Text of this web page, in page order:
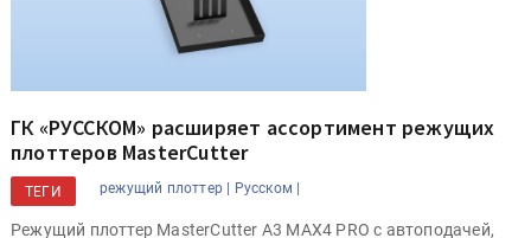
ГК «РУССКОМ» расширяет ассортимент режущих
плоттеров MasterCutter
ТЕГИ режущий плоттер | Русском |
Режущий плоттер MasterCutter A3 MAX4 PRO с автоподачей,